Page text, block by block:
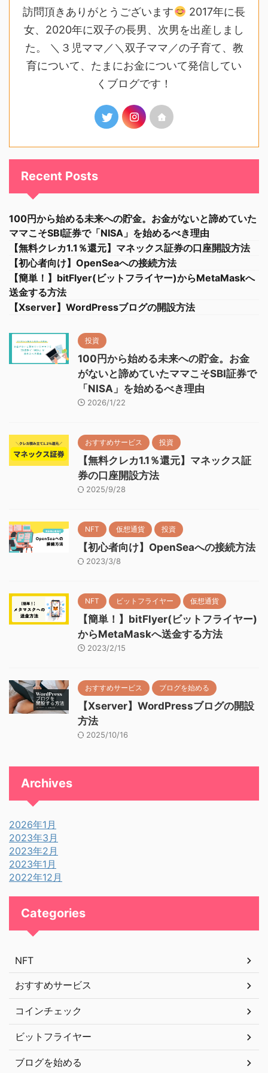
訪問頂きありがとうございます
2017年に長
女、2020年に双子の長男、次男を出産しまし
た。 ＼３児ママ／＼双子ママ／の子育て、教
育について、たまにお金について発信してい
くブログです！
Recent Posts
100円から始める未来への貯金。お金がないと諦めていた
ママこそSBI証券で「NISA」を始めるべき理由
【無料クレカ1.1％還元】マネックス証券の口座開設方法
【初心者向け】OpenSeaへの接続方法
【簡単！】bitFlyer(ビットフライヤー)からMetaMaskへ
送金する方法
【Xserver】WordPressブログの開設方法
投資
100円から始める未来への貯金。お金
がないと諦めていたママこそSBI証券で
「NISA」を始めるべき理由
2026/1/22
おすすめサービス 投資
【無料クレカ1.1％還元】マネックス証
券の口座開設方法
2025/9/28
NFT 仮想通貨 投資
【初心者向け】OpenSeaへの接続方法
2023/3/8
NFT ビットフライヤー 仮想通貨
【簡単！】bitFlyer(ビットフライヤー)
からMetaMaskへ送金する方法
2023/2/15
おすすめサービス ブログを始める
【Xserver】WordPressブログの開設
方法
2025/10/16
Archives
2026年1月
2023年3月
2023年2月
2023年1月
2022年12月
Categories
NFT
おすすめサービス
コインチェック
ビットフライヤー
ブログを始める